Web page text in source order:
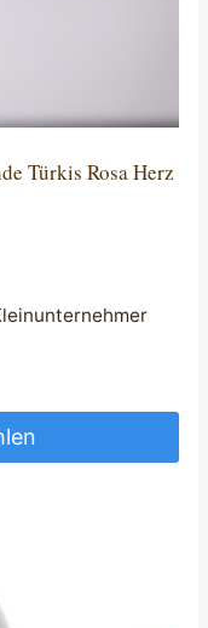
Türkis Rosa Herz